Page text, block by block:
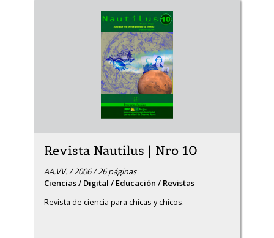
Revista Nautilus | Nro 10
AA.VV. / 2006 / 26 páginas
Ciencias / Digital / Educación / Revistas
Revista de ciencia para chicas y chicos.